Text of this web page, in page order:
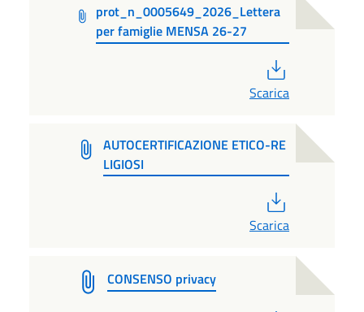
prot_n_0005649_2026_Lettera
per famiglie MENSA 26-27
Scarica
AUTOCERTIFICAZIONE ETICO-RE
LIGIOSI
Scarica
CONSENSO privacy